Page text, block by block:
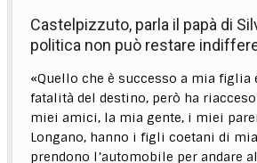
Castelpizzuto, parla il papà di
politica non può restare
«Quello che è successo a mia figlia
fatalità del destino, però ha
miei amici, la mia gente, i miei
Longano, hanno i figli coetani di
prendono l’automobile per andare